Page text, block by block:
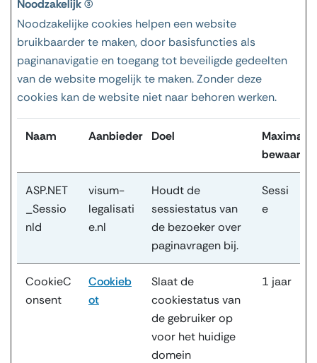
Noodzakelijk (3)
Noodzakelijke cookies helpen een website
bruikbaarder te maken, door basisfuncties als
paginanavigatie en toegang tot beveiligde gedeelten
van de website mogelijk te maken. Zonder deze
cookies kan de website niet naar behoren werken.
Naam Aanbieder Doel
Maximale
ASP.NET
_Sessio
nId
visum-
legalisati
e.nl
Houdt de
sessiestatus van
de bezoeker over
paginavragen bij.
Sessi
e
CookieC
onsent
Cookieb
ot
Slaat de
cookiestatus van
de gebruiker op
voor het huidige
domein
1 jaar